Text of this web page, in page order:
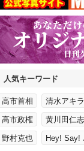
人気キーワード
高市首相 清水アキラ
高市政権 黄川田仁志
野村克也 Hey! Say!